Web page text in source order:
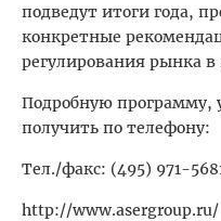
подведут итоги года,
конкретные
регулирования рынка в
Подробную программу,
получить по телефону:
Тел./факс: (495) 971-
http://www.asergroup.ru/